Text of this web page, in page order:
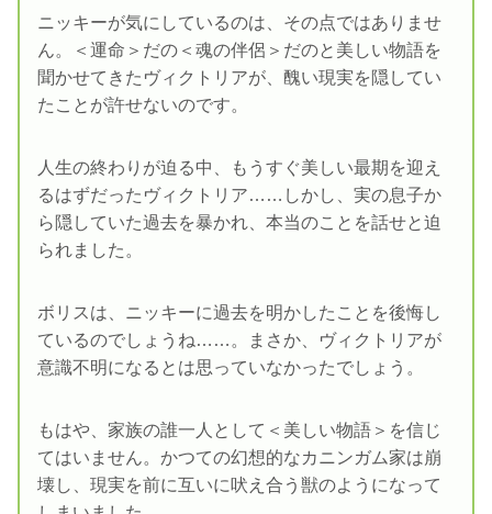
ニッキーが気にしているのは、その点ではありませ
ん。＜運命＞だの＜魂の伴侶＞だのと美しい物語を
聞かせてきたヴィクトリアが、醜い現実を隠してい
たことが許せないのです。
人生の終わりが迫る中、もうすぐ美しい最期を迎え
るはずだったヴィクトリア……しかし、実の息子か
ら隠していた過去を暴かれ、本当のことを話せと迫
られました。
ボリスは、ニッキーに過去を明かしたことを後悔し
ているのでしょうね……。まさか、ヴィクトリアが
意識不明になるとは思っていなかったでしょう。
もはや、家族の誰一人として＜美しい物語＞を信じ
てはいません。かつての幻想的なカニンガム家は崩
壊し、現実を前に互いに吠え合う獣のようになって